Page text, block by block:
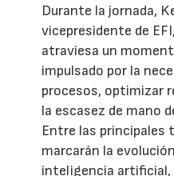
Durante la jornada,
vicepresidente de
atraviesa un
impulsado por la
procesos, optimizar
la escasez de mano
Entre las principales
marcarán la
inteligencia